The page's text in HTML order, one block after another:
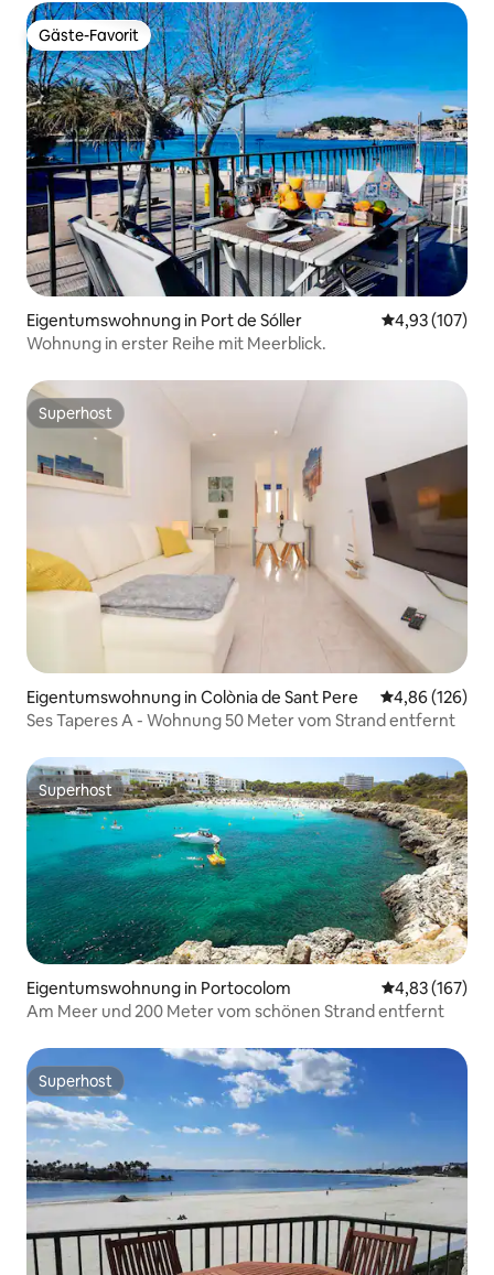
Gäste-Favorit
Gäste-Favorit
Eigentumswohnung in Port de Sóller
4,93 (107)
Wohnung in erster Reihe mit Meerblick.
Superhost
Superhost
Eigentumswohnung in Colònia de Sant Pere
4,86 (126)
Ses Taperes A - Wohnung 50 Meter vom Strand entfernt
Superhost
Superhost
Eigentumswohnung in Portocolom
4,83 (167)
Am Meer und 200 Meter vom schönen Strand entfernt
Superhost
Superhost